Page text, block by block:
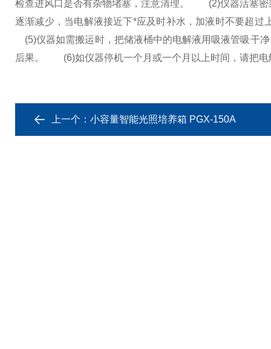
检查进风口是否有杂物堵塞，注意清理。
(2)仪器活塞密
逐渐减少，当电解液接近下*应及时补水，加液时不要超过
(5)仪器如需搬运时，把储液桶中的电解液用吸液管吸干
后果。
(6)如仪器停机一个月或一个月以上时间，请把电
上一个： 小容量智能光照培养箱 PGX-150A